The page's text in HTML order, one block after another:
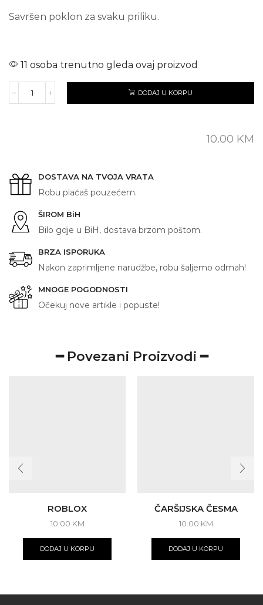
Savršen poklon za svaku priliku.
11 osoba trenutno gleda ovaj proizvod
KOLEGA
DODAJ U KORPU
10.00 KM
DOSTAVA NA TVOJA VRATA
Robu plaćaš pouzećem.
ŠIROM BiH
Bilo gdje u BiH, dostava brzom poštom.
BRZA ISPORUKA
Nakon zaprimljene narudžbe, robu šaljemo odmah!
MNOGE POGODNOSTI
Očekuj nove artikle i popuste!
━ Povezani Proizvodi ━
ROBLOX
10.00 KM
DODAJ U KORPU
ČARŠIJSKA ČESMA
10.00 KM
DODAJ U KORPU